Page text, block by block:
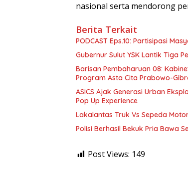
nasional serta mendorong
Berita Terkait
PODCAST Eps.10: Partisipasi
Gubernur Sulut
Barisan Pembaharuan 08:
Program Asta Cita Prabowo-
ASICS Ajak Generasi Urban
Pop Up Experience
Lakalantas Truk Vs Sepeda
Polisi Berhasil Bekuk Pria Bawa
Post Views: 149